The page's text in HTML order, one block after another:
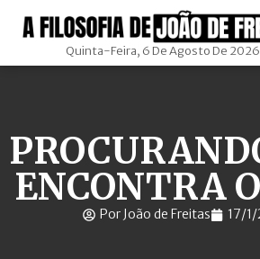
Quinta-Feira, 6 De Agosto De 2026
ENCONTRA
Por João de Freitas 17/1/